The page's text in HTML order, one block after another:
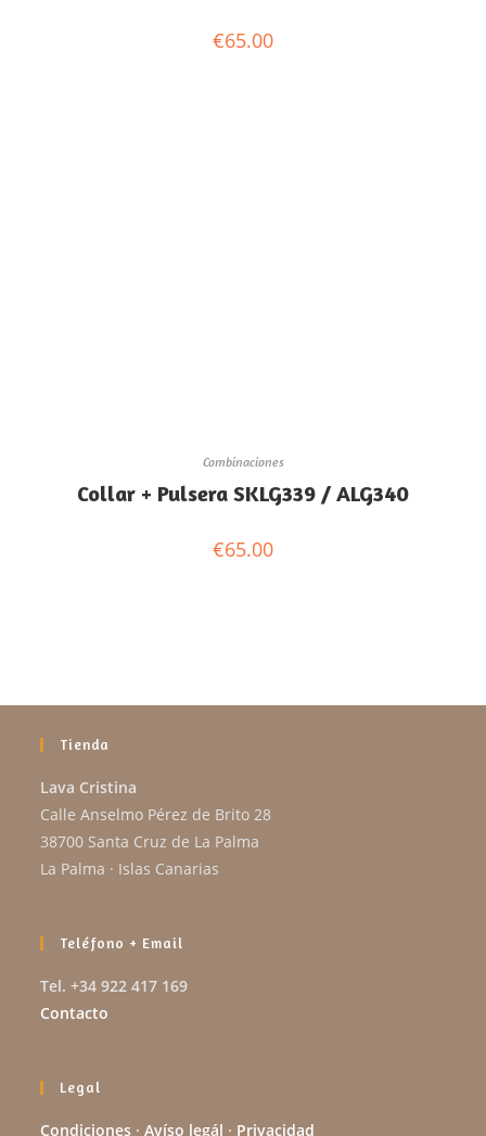
€65.00
Combinaciones
Collar + Pulsera SKLG339 / ALG340
€65.00
Tienda
Lava Cristina
Calle Anselmo Pérez de Brito 28
38700 Santa Cruz de La Palma
La Palma · Islas Canarias
Teléfono + Email
Tel. +34 922 417 169
Contacto
Legal
Condiciones ·Avíso legál · Privacidad